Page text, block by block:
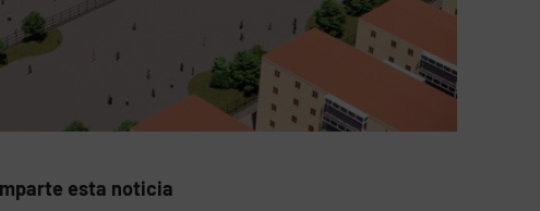
esta noticia